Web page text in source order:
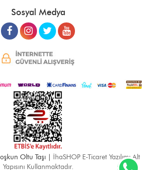
Sosyal Medya
Oltu Taşı | İhaSHOP E-Ticaret Yazılımı Alt
Yapısını Kullanmaktadır.